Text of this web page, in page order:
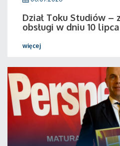
Dział Toku Studiów –
obsługi w dniu 10
więcej